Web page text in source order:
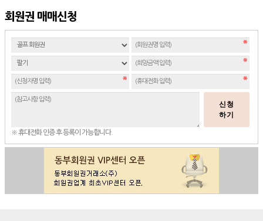
회원권 매매신청
신청
하기
※ 휴대전화 인증 후 등록이 가능합니다.